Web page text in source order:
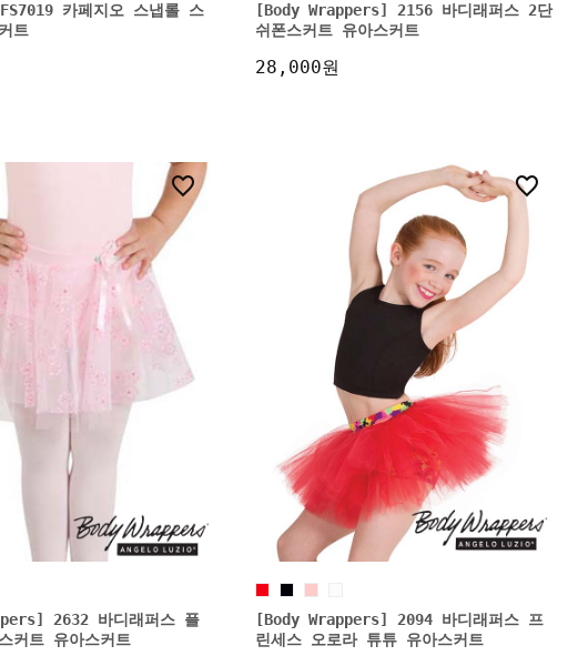
카페지오 스냅롤 스
트
[Body Wrappers] 2156 바디래퍼스 2단
쉬폰스커트 유아스커트
28,000원
1
2632 바디래퍼스 플
커트 유아스커트
0
[Body Wrappers] 2094 바디래퍼스 프
린세스 오로라 튜튜 유아스커트